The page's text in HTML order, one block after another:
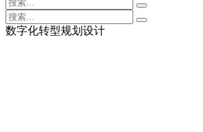
数字化转型规划设计